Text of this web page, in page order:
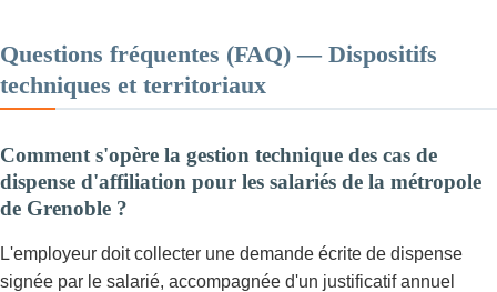
Questions fréquentes (FAQ) — Dispositifs
techniques et territoriaux
Comment s'opère la gestion technique des cas de
dispense d'affiliation pour les salariés de la métropole
de Grenoble ?
L'employeur doit collecter une demande écrite de dispense
signée par le salarié, accompagnée d'un justificatif annuel